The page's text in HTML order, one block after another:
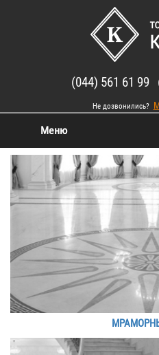
(044) 561 61 99
Не дозвонились?
Меню